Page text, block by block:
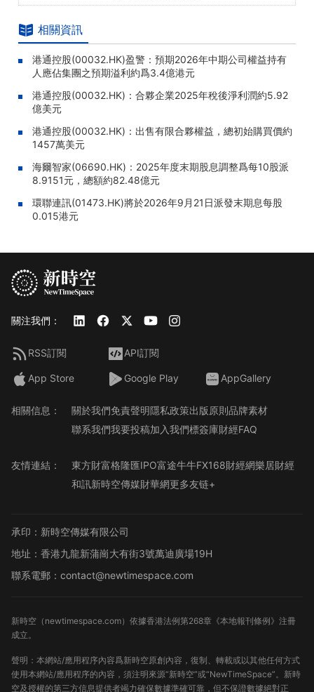
相關資訊
港通控股(00032.HK)盈警：預期2026年中期公司權益持有
人應佔集團之預期溢利約爲3.4億港元
港通控股(00032.HK)：合夥企業2025年稅後淨利潤約5.92
億美元
港通控股(00032.HK)：出售有限合夥權益，總初始購買價約
1457萬美元
海爾智家(06690.HK)：2025年度末期股息調整爲每10股派
8.9151元，總額約82.48億元
環聯連訊(01473.HK)將於2026年9月21日派發末期息每股
0.015港元
關注我們：
RSS訂閱 API訂閱
App Store Google Play AppGallery
相關信息： 關於我們免責聲明隱私政策出版原則品牌素材
聯系我們我要投稿加入我們標簽庫財經FAQ
友情連結： 東方財富格隆匯IPO富途牛牛FX168財經網樂居財經
和訊新時空傳媒財華網更多友链+
承印：新時空傳媒有限公司
地址：香港九龍新蒲崗大有街3號萬迪廣場19H
聯系電郵：contact@newtimespace.com
新時空（ newtimespace.com）依據香港法例第268章《本地報刊條例》注冊
成立。
聲明：本網站/應用程序內容爲新時空原創內容，復制、轉載或以其他任何方式
使用本網站/應用程序的內容，須注明來源“新時空”或“NewTimeSpace”。新時
空及授權的第三方信息提供者竭力確保數據準確可靠，但不保證數據絕對正